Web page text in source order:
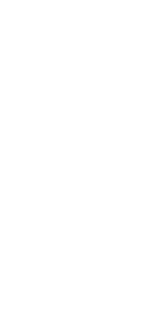
本公司將視審查結果
現惡意使用之情形，
採取法律行動。